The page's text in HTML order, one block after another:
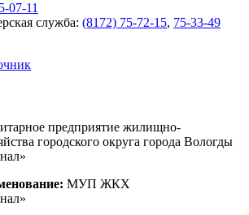
07-11
служба: (8172) 75-72-15, 75-33-49
предприятие жилищно-
городского округа города Вологды
МУП ЖКХ